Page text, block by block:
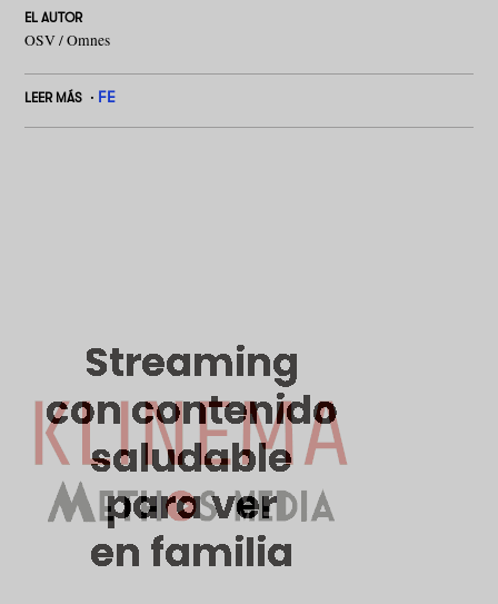
EL AUTOR
OSV / Omnes
LEER MÁS FE